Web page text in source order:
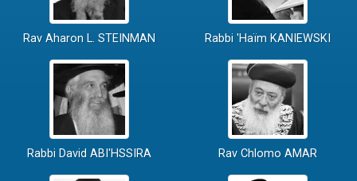
Rav Aharon L. STEINMAN Rabbi 'Haïm KANIEWSKI
Rabbi David ABI'HSSIRA Rav Chlomo AMAR